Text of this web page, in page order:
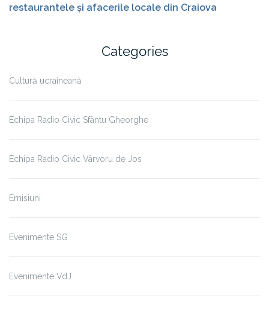
restaurantele și afacerile locale din Craiova
Categories
Cultură ucraineană
Echipa Radio Civic Sfântu Gheorghe
Echipa Radio Civic Vârvoru de Jos
Emisiuni
Evenimente SG
Evenimente VdJ